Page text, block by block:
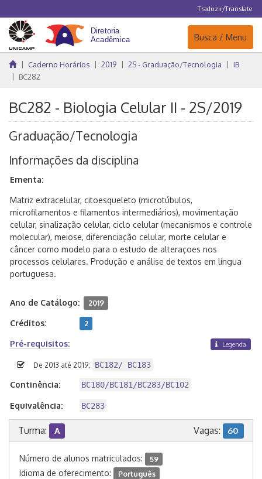
Traduzir/Translate
Navegação
Busca / Menu
Caderno Horários 2019 2S - Graduação/Tecnologia
IB
BC282
BC282 - Biologia Celular II - 2S/2019
Graduação/Tecnologia
Informações da disciplina
Ementa:
Matriz extracelular, citoesqueleto (microtúbulos,
microfilamentos e filamentos intermediários), movimentação
celular, sinalização celular, ciclo celular (mecanismos e controle
molecular), meiose, diferenciação celular, morte celular e
câncer como modelo para o estudo de alteraçoes nos
processos celulares. Produção e análise de textos em língua
portuguesa.
Ano de Catálogo: 2019
Créditos: 2
Pré-requisitos: Legenda
De 2013 até 2019: BC182/ BC183
Continência: BC180/BC181/BC283/BC102
Equivalência: BC283
Turma: A Vagas: 60
Número de alunos matriculados: 59
Idioma de oferecimento: Português